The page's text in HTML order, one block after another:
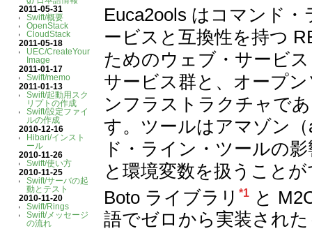
2011-05-31
Swift/概要
OpenStack
CloudStack
2011-05-18
UEC/CreateYour
Image
2011-01-17
Swift/memo
2011-01-13
Swift/起動用スク
リプトの作成
Swift/設定ファイ
ルの作成
2010-12-16
Hibari/インスト
ール
2010-11-26
Swift/使い方
2010-11-25
Swift/サーバの起
動とテスト
2010-11-20
Swift/Rings
Swift/メッセージ
の流れ
Euca2ools はコマンド
ービスと互換性を持つ
ためのウェブ・サービ
サービス群と、オープ
ンフラストラクチャで
す。ツールはアマゾン
ド・ライン・ツールの
と環境変数を扱うこと
Boto ライブラリ*1
と
語でゼロから実装され